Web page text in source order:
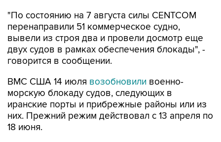
"По состоянию на 7 августа силы CENTCOM
перенаправили 51 коммерческое судно,
вывели из строя два и провели досмотр еще
двух судов в рамках обеспечения блокады", -
говорится в сообщении.
ВМС США 14 июля возобновили военно-
морскую блокаду судов, следующих в
иранские порты и прибрежные районы или из
них. Прежний режим действовал с 13 апреля по
18 июня.